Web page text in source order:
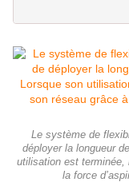
Le système de
déployer la longueur
utilisation est terminée,
la force